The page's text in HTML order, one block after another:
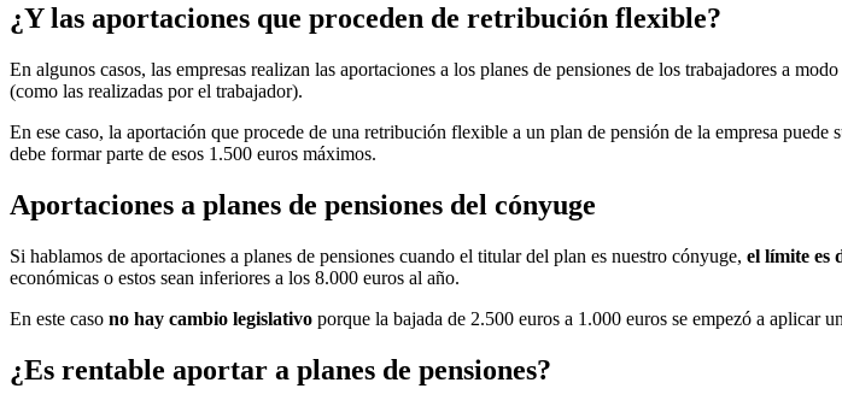
¿Y las aportaciones que proceden de retribución flexible?
En algunos casos, las empresas realizan las aportaciones a los planes de pensiones de los trabajadores a modo
(como las realizadas por el trabajador).
En ese caso, la aportación que procede de una retribución flexible a un plan de pensión de la empresa puede
debe formar parte de esos 1.500 euros máximos.
Aportaciones a planes de pensiones del cónyuge
Si hablamos de aportaciones a planes de pensiones cuando el titular del plan es nuestro cónyuge, el límite es
económicas o estos sean inferiores a los 8.000 euros al año.
En este caso no hay cambio legislativo porque la bajada de 2.500 euros a 1.000 euros se empezó a aplicar
¿Es rentable aportar a planes de pensiones?